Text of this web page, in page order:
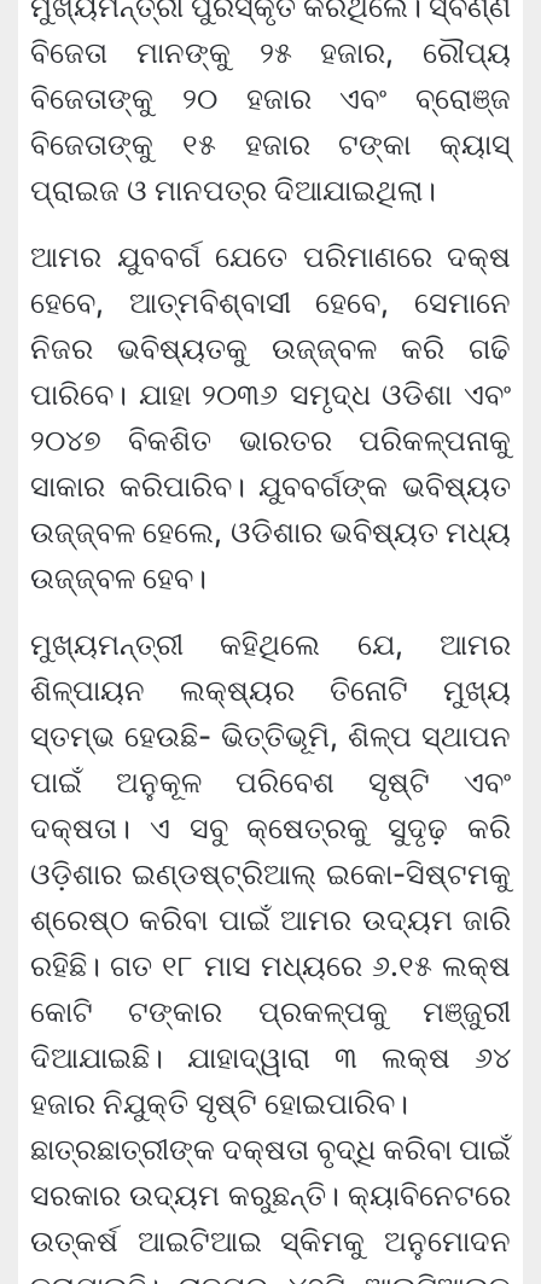
ବିଜେତା ମାନଙ୍କୁ ୨୫ ହଜାର, ରୌପ୍ୟ
ବିଜେତାଙ୍କୁ ୨୦ ହଜାର ଏବଂ ବ୍ରୋଞ୍ଜ
ବିଜେତାଙ୍କୁ ୧୫ ହଜାର ଟଙ୍କା କ୍ୟାସ୍
ପ୍ରାଇଜ ଓ ମାନପତ୍ର ଦିଆଯାଇଥିଲା।
ଆମର ଯୁବବର୍ଗ ଯେତେ ପରିମାଣରେ ଦକ୍ଷ
ହେବେ, ଆତ୍ମବିଶ୍ବାସୀ ହେବେ, ସେମାନେ
ନିଜର ଭବିଷ୍ୟତକୁ ଉଜ୍ଜ୍ବଳ କରି ଗଢି
ପାରିବେ। ଯାହା ୨୦୩୬ ସମୃଦ୍ଧ ଓଡିଶା ଏବଂ
୨୦୪୭ ବିକଶିତ ଭାରତର ପରିକଳ୍ପନାକୁ
ସାକାର କରିପାରିବ। ଯୁବବର୍ଗଙ୍କ ଭବିଷ୍ୟତ
ଉଜ୍ଜ୍ବଳ ହେଲେ, ଓଡିଶାର ଭବିଷ୍ୟତ ମଧ୍ୟ
ଉଜ୍ଜ୍ବଳ ହେବ।
ମୁଖ୍ୟମନ୍ତ୍ରୀ କହିଥିଲେ ଯେ, ଆମର
ଶିଳ୍ପାୟନ ଲକ୍ଷ୍ୟର ତିନୋଟି ମୁଖ୍ୟ
ସ୍ତମ୍ଭ ହେଉଛି- ଭିତ୍ତିଭୂମି, ଶିଳ୍ପ ସ୍ଥାପନ
ପାଇଁ ଅନୁକୂଳ ପରିବେଶ ସୃଷ୍ଟି ଏବଂ
ଦକ୍ଷତା। ଏ ସବୁ କ୍ଷେତ୍ରକୁ ସୁଦୃଢ଼ କରି
ଓଡ଼ିଶାର ଇଣ୍ଡଷ୍ଟ୍ରିଆଲ୍ ଇକୋ-ସିଷ୍ଟମକୁ
ଶ୍ରେଷ୍ଠ କରିବା ପାଇଁ ଆମର ଉଦ୍ୟମ ଜାରି
ରହିଛି। ଗତ ୧୮ ମାସ ମଧ୍ୟରେ ୬.୧୫ ଲକ୍ଷ
କୋଟି ଟଙ୍କାର ପ୍ରକଳ୍ପକୁ ମଞ୍ଜୁରୀ
ଦିଆଯାଇଛି। ଯାହାଦ୍ୱାରା ୩ ଲକ୍ଷ ୬୪
ହଜାର ନିଯୁକ୍ତି ସୃଷ୍ଟି ହୋଇପାରିବ।
ଛାତ୍ରଛାତ୍ରୀଙ୍କ ଦକ୍ଷତା ବୃଦ୍ଧି କରିବା ପାଇଁ
ସରକାର ଉଦ୍ୟମ କରୁଛନ୍ତି। କ୍ୟାବିନେଟରେ
ଉତ୍କର୍ଷ ଆଇଟିଆଇ ସ୍କିମକୁ ଅନୁମୋଦନ